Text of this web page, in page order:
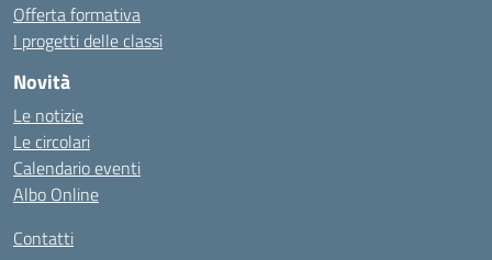
Offerta formativa
I progetti delle classi
Novità
Le notizie
Le circolari
Calendario eventi
Albo Online
Contatti